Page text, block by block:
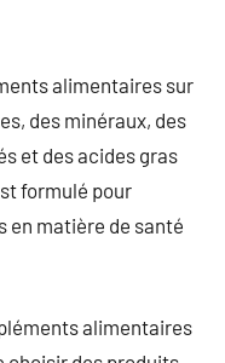
alimentaires sur
des minéraux, des
et des acides gras
formulé pour
en matière de santé
alimentaires